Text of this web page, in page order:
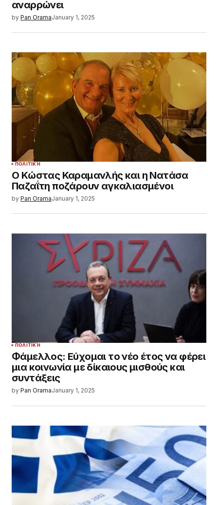
αναρρώνει
by Pan OramaJanuary 1, 2025
ΠΟΛΙΤΙΚΉ
Ο Κώστας Καραμανλής και η Νατάσα
Παζαΐτη ποζάρουν αγκαλιασμένοι
by Pan OramaJanuary 1, 2025
ΠΟΛΙΤΙΚΉ
Φάμελλος: Εύχομαι το νέο έτος να φέρει
μια κοινωνία με δίκαιους μισθούς και
συντάξεις
by Pan OramaJanuary 1, 2025